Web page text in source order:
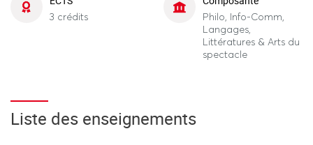
3 crédits
Philo, Info-Comm,
Langages,
Littératures & Arts du
spectacle
Liste des enseignements